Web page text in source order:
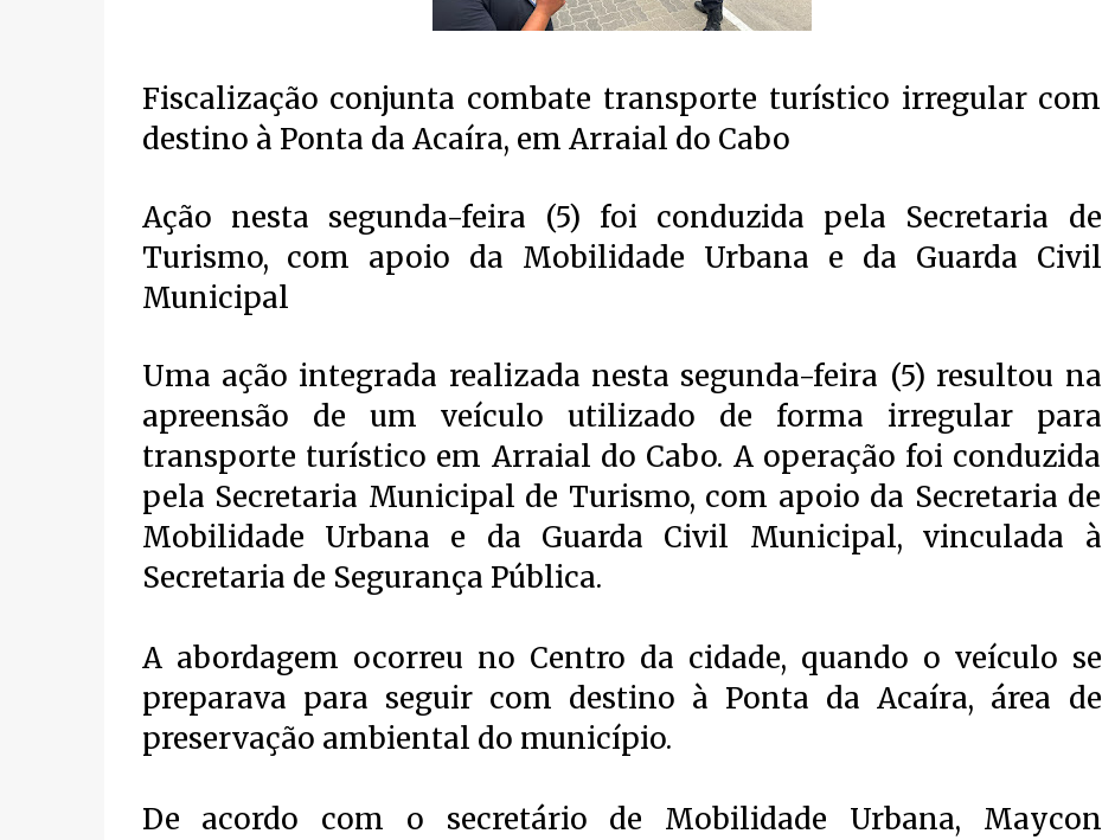
Fiscalização conjunta combate transporte turístico irregular com
destino à Ponta da Acaíra, em Arraial do Cabo
Ação nesta segunda-feira (5) foi conduzida pela Secretaria de
Turismo, com apoio da Mobilidade Urbana e da Guarda Civil
Municipal
Uma ação integrada realizada nesta segunda-feira (5) resultou na
apreensão de um veículo utilizado de forma irregular para
transporte turístico em Arraial do Cabo. A operação foi conduzida
pela Secretaria Municipal de Turismo, com apoio da Secretaria de
Mobilidade Urbana e da Guarda Civil Municipal, vinculada à
Secretaria de Segurança Pública.
A abordagem ocorreu no Centro da cidade, quando o veículo se
preparava para seguir com destino à Ponta da Acaíra, área de
preservação ambiental do município.
De acordo com o secretário de Mobilidade Urbana, Maycon